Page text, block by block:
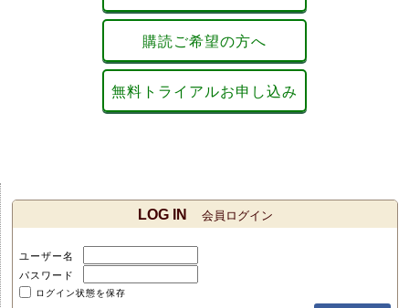
購読ご希望の方へ
無料トライアルお申し込み
LOG IN 会員ログイン
ユーザー名
パスワード
ログイン状態を保存